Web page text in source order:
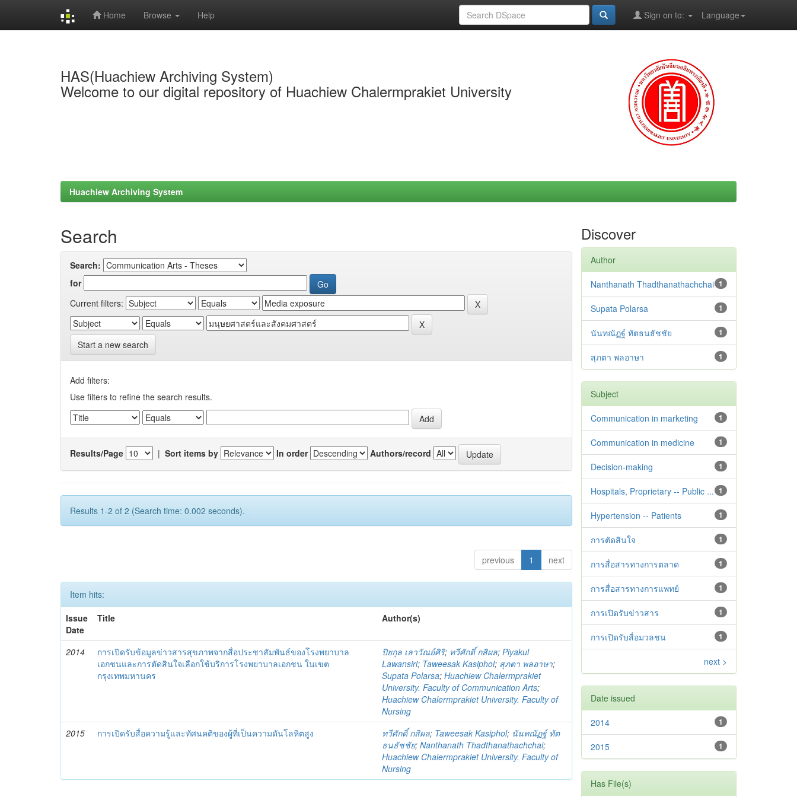
Home Browse Help Language
Sign on to:
HAS(Huachiew Archiving System)
Welcome to our digital repository of Huachiew Chalermprakiet University
Huachiew Archiving System
Search
Search:
for
Current filters:
Start a new search
Add filters:
Use filters to refine the search results.
Results/Page | Sort items by In order Authors/record
Results 1-2 of 2 (Search time: 0.002 seconds).
previous 1 next
Item hits:
Issue
Date
Title Author(s)
2014
การเปิดรับข้อมูลข่าวสารสุขภาพจากสื่อประชาสัมพันธ์ของโรงพยาบาล
เอกชนและการตัดสินใจเลือกใช้บริการโรงพยาบาลเอกชน ในเขต
กรุงเทพมหานคร
ปิยกุล เลาวัณย์ศิริ; ทวีศักดิ์ กสิผล;Piyakul
Lawansiri; Taweesak Kasiphol; สุภตา พลอาษา;
Supata Polarsa;Huachiew Chalermprakiet
University. Faculty of Communication Arts;
Huachiew Chalermprakiet University. Faculty of
Nursing
2015
การเปิดรับสื่อความรู้และทัศนคติของผู้ที่เป็นความดันโลหิตสูง ทวีศักดิ์ กสิผล; Taweesak Kasiphol; นันทณัฏฐ์ ทัต
ธนธัชชัย;Nanthanath Thadthanathachchai;
Huachiew Chalermprakiet University. Faculty of
Nursing
Discover
Author
1
Nanthanath Thadthanathachchai
1
Supata Polarsa
1
นันทณัฏฐ์ ทัตธนธัชชัย
1
สุภตา พลอาษา
Subject
1
Communication in marketing
1
Communication in medicine
1
Decision-making
1
Hospitals, Proprietary -- Public ...
1
Hypertension -- Patients
1
การตัดสินใจ
1
การสื่อสารทางการตลาด
1
การสื่อสารทางการแพทย์
1
การเปิดรับข่าวสาร
1
การเปิดรับสื่อมวลชน
next >
Date issued
1
2014
1
2015
Has File(s)